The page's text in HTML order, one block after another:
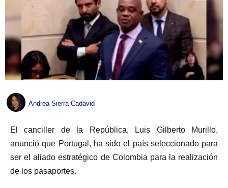
Andrea Sierra Cadavid
El canciller de la República, Luis Gilberto Murillo,
anunció que Portugal, ha sido el país seleccionado para
ser el aliado estratégico de Colombia para la realización
de los pasaportes.